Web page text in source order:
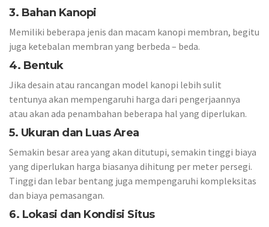
3. Bahan Kanopi
Memiliki beberapa jenis dan macam kanopi membran, begitu
juga ketebalan membran yang berbeda – beda.
4. Bentuk
Jika desain atau rancangan model kanopi lebih sulit
tentunya akan mempengaruhi harga dari pengerjaannya
atau akan ada penambahan beberapa hal yang diperlukan.
5. Ukuran dan Luas Area
Semakin besar area yang akan ditutupi, semakin tinggi biaya
yang diperlukan harga biasanya dihitung per meter persegi.
Tinggi dan lebar bentang juga mempengaruhi kompleksitas
dan biaya pemasangan.
6. Lokasi dan Kondisi Situs